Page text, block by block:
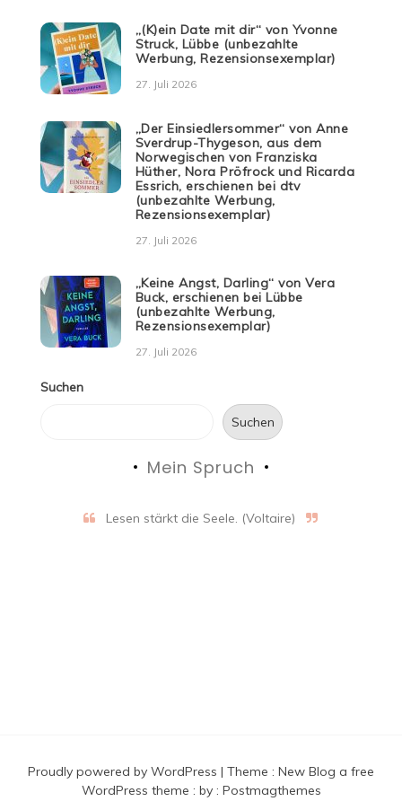
„(K)ein Date mit dir“ von Yvonne
Struck, Lübbe (unbezahlte
Werbung, Rezensionsexemplar)
27. Juli 2026
„Der Einsiedlersommer“ von Anne
Sverdrup-Thygeson, aus dem
Norwegischen von Franziska
Hüther, Nora Pröfrock und Ricarda
Essrich, erschienen bei dtv
(unbezahlte Werbung,
Rezensionsexemplar)
27. Juli 2026
„Keine Angst, Darling“ von Vera
Buck, erschienen bei Lübbe
(unbezahlte Werbung,
Rezensionsexemplar)
27. Juli 2026
Suchen
Suchen
Mein Spruch
Lesen stärkt die Seele. (Voltaire)
Proudly powered by WordPress | Theme : New Blog a free
WordPress theme : by : Postmagthemes